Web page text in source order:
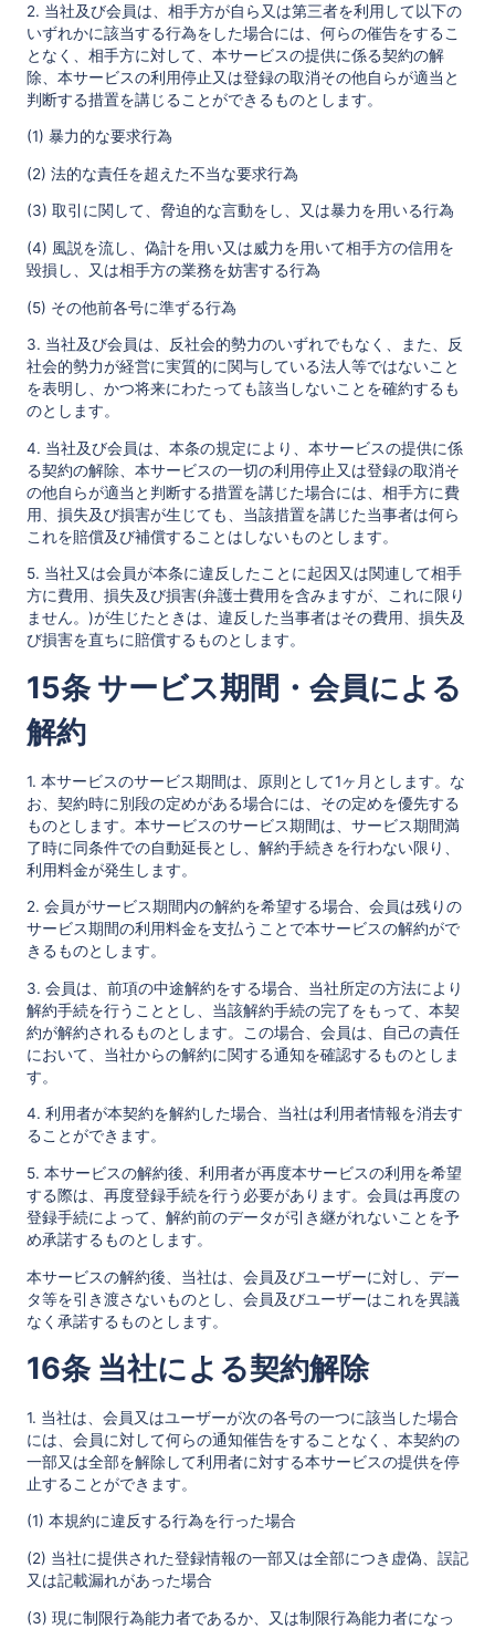
2. 当社及び会員は、相手方が自ら又は第三者を利用して以下の
いずれかに該当する行為をした場合には、何らの催告をするこ
となく、相手方に対して、本サービスの提供に係る契約の解
除、本サービスの利用停止又は登録の取消その他自らが適当と
判断する措置を講じることができるものとします。
(1) 暴力的な要求行為
(2) 法的な責任を超えた不当な要求行為
(3) 取引に関して、脅迫的な言動をし、又は暴力を用いる行為
(4) 風説を流し、偽計を用い又は威力を用いて相手方の信用を
毀損し、又は相手方の業務を妨害する行為
(5) その他前各号に準ずる行為
3. 当社及び会員は、反社会的勢力のいずれでもなく、また、反
社会的勢力が経営に実質的に関与している法人等ではないこと
を表明し、かつ将来にわたっても該当しないことを確約するも
のとします。
4. 当社及び会員は、本条の規定により、本サービスの提供に係
る契約の解除、本サービスの一切の利用停止又は登録の取消そ
の他自らが適当と判断する措置を講じた場合には、相手方に費
用、損失及び損害が生じても、当該措置を講じた当事者は何ら
これを賠償及び補償することはしないものとします。
5. 当社又は会員が本条に違反したことに起因又は関連して相手
方に費用、損失及び損害(弁護士費用を含みますが、これに限り
ません。)が生じたときは、違反した当事者はその費用、損失及
び損害を直ちに賠償するものとします。
15条 サービス期間・会員による
解約
1. 本サービスのサービス期間は、原則として1ヶ月とします。な
お、契約時に別段の定めがある場合には、その定めを優先する
ものとします。本サービスのサービス期間は、サービス期間満
了時に同条件での自動延長とし、解約手続きを行わない限り、
利用料金が発生します。
2. 会員がサービス期間内の解約を希望する場合、会員は残りの
サービス期間の利用料金を支払うことで本サービスの解約がで
きるものとします。
3. 会員は、前項の中途解約をする場合、当社所定の方法により
解約手続を行うこととし、当該解約手続の完了をもって、本契
約が解約されるものとします。この場合、会員は、自己の責任
において、当社からの解約に関する通知を確認するものとしま
す。
4. 利用者が本契約を解約した場合、当社は利用者情報を消去す
ることができます。
5. 本サービスの解約後、利用者が再度本サービスの利用を希望
する際は、再度登録手続を行う必要があります。会員は再度の
登録手続によって、解約前のデータが引き継がれないことを予
め承諾するものとします。
本サービスの解約後、当社は、会員及びユーザーに対し、デー
タ等を引き渡さないものとし、会員及びユーザーはこれを異議
なく承諾するものとします。
16条 当社による契約解除
1. 当社は、会員又はユーザーが次の各号の一つに該当した場合
には、会員に対して何らの通知催告をすることなく、本契約の
一部又は全部を解除して利用者に対する本サービスの提供を停
止することができます。
(1) 本規約に違反する行為を行った場合
(2) 当社に提供された登録情報の一部又は全部につき虚偽、誤記
又は記載漏れがあった場合
(3) 現に制限行為能力者であるか、又は制限行為能力者になっ